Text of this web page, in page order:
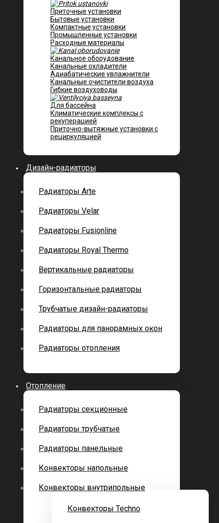
Приточные установки
Бытовые установки
Компактные установки
Промышленные установки
Расходные материалы
Канальное оборудование
Канальные охладители
Адиабатические увлажнители
Канальные очистители воздуха
Гибкие воздуховоды
Для бассейна
Климатические комплексы с
рекуперацией
Приточно-вытяжные установки с
рециркуляцией
Дизайн-радиаторы
Радиаторы Arte
Радиаторы Velar
Радиаторы Fusionline
Радиаторы Royal Thermo
Вертикальные радиаторы
Горизонтальные радиаторы
Трубчатые дизайн-радиаторы
Радиаторы для панорамных окон
Радиаторы отопления
Отопление
Радиаторы секционные
Радиаторы трубчатые
Радиаторы панельные
Конвекторы напольные
Конвекторы внутрипольные
Конвекторы Techno